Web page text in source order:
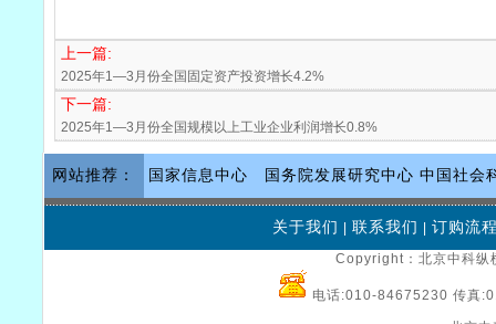
上一篇:
2025年1—3月份全国固定资产投资增长4.2%
下一篇:
2025年1—3月份全国规模以上工业企业利润增长0.8%
网站推荐： 国家信息中心 国务院发展研究中心 中国社会
关于我们 联系我们 订购流
Copyright：北京中科
电话:010-84675230 传真